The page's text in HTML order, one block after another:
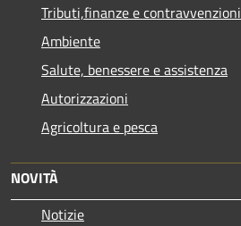
Tributi,finanze e contravvenzioni
Ambiente
Salute, benessere e assistenza
Autorizzazioni
Agricoltura e pesca
NOVITÀ
Notizie